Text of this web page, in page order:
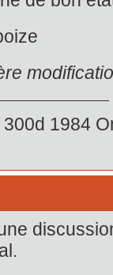
1984